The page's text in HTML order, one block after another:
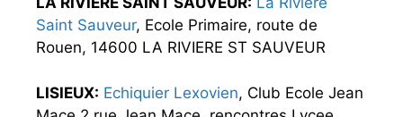
Saint Sauveur, Ecole Primaire, route de
Rouen, 14600 LA RIVIERE ST SAUVEUR
LISIEUX: Echiquier Lexovien, Club Ecole Jean